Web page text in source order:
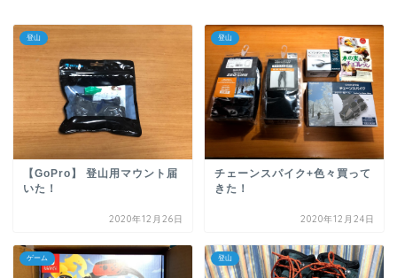
登山
【GoPro】 登山用マウント届
いた！
2020年12月26日
登山
チェーンスパイク+色々買って
きた！
2020年12月24日
ゲーム 登山